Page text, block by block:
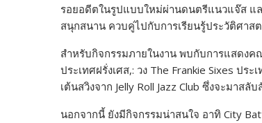
รอยอดีตในรูปแบบใหม่ผ่านดนตรีแนวแจ๊ส แ
สนุกสนาน ควบคู่ไปกับการเรียนรู้ประวัติศาส
สำหรับกิจกรรมภายในงาน พบกับการแสดง
ประเทศฝรั่งเศส,: วง The Frankie Sixes ปร
เต้นสวิงจาก Jelly Roll Jazz Club ซึ่งจะมาส
นอกจากนี้ ยังมีกิจกรรมน่าสนใจ อาทิ City